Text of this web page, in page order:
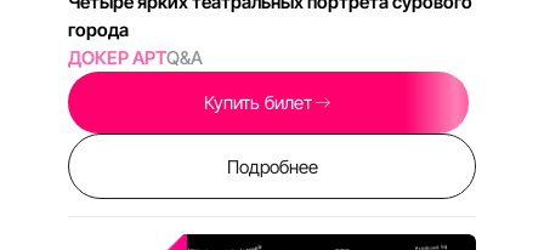
Купить билет
Подробнее